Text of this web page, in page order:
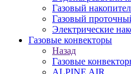
Газовый
Газовый
Электрические
Газовые конвекторы
Назад
Газовые
ALPINE AIR